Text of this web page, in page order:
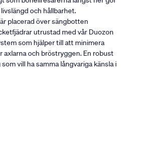
och hållbarhet.
placerad över sängbotten
utrustad med vår Duozon
som hjälper till att minimera
och bröstryggen. En robust
vill ha samma långvariga känsla i